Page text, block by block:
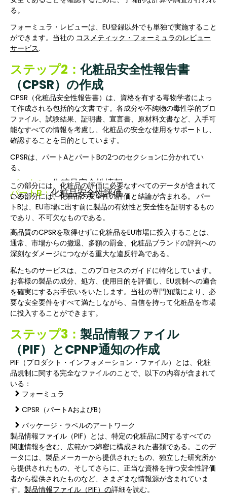
る。
フォーミュラ・レビューは、EU登録以外でも単独で実施すること
ができます。当社の コスメティック・フォーミュラのレビュー
サービス.
ステップ2： 化粧品安全性報告書
（CPSR）の作成
CPSR（化粧品安全性報告書）は、資格を有する毒物学者によっ
て作成される包括的な文書です。各成分や不純物の毒性学的プロ
ファイル、試験結果、証明書、宣言書、原材料文書など、入手可
能なすべての情報を考慮し、化粧品の安全な使用をサポートし、
確認することを目的としています。
CPSRは、パートAとパートBの2つのセクションに分かれてい
る。
パートA：化粧品安全性情報
この部分には、化粧品の評価に必要なすべてのデータが含まれて
いる。
パートB：化粧品安全性評価
この部分には、化粧品の安全性の評価と結論が含まれる。 パー
トBは、EU市場に出す前に製品の有効性と安全性を証明するもの
であり、不可欠なものである。
高品質のCPSRを取得せずに化粧品をEU市場に投入することは、
通常、市場からの撤退、多額の罰金、化粧品ブランドの評判への
深刻なダメージにつながる重大な違反行為である。
私たちのサービスは、このプロセスのガイドに特化しています。
お客様の製品の成分、処方、使用目的を評価し、EU規制への適合
を確実にするお手伝いをいたします。当社の専門知識により、必
要な安全要件をすべて満たしながら、自信を持って化粧品を市場
に投入することができます。
ステップ3： 製品情報ファイル
（PIF）とCPNP通知の作成
PIF（プロダクト・インフォメーション・ファイル）とは、化粧
品規制に関する完全なファイルのことで、以下の内容が含まれて
いる：
フォーミュラ
CPSR（パートAおよびB）
パッケージ・ラベルのアートワーク
製品情報ファイル（PIF）とは、特定の化粧品に関するすべての
関連情報を含む、広範かつ綿密に構成された書類である。このデ
ータには、製品メーカーから提供されたもの、独立した研究所か
ら提供されたもの、そしてさらに、正当な資格を持つ安全性評価
者から提供されたものなど、さまざまな情報源が含まれていま
す。 製品情報ファイル（PIF）の詳細を読む。